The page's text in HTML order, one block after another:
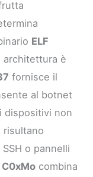
ELF
architettura è
fornisce il
al botnet
dispositivi non
risultano
o pannelli
C0xMo combina